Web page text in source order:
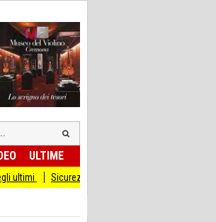
ULTIME
Sicurezza I Giovani Democratici ribattono ai